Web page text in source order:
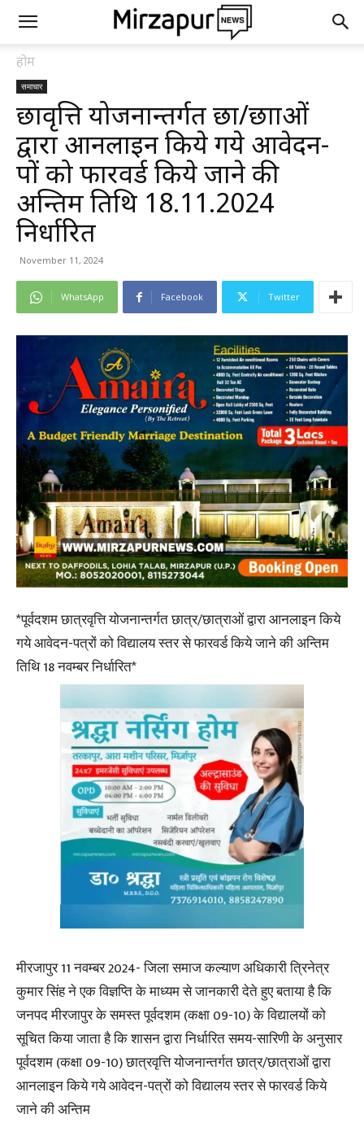
होम
समाचार
छात्रवृत्ति योजनान्तर्गत छात्र/छात्राओं
द्वारा आनलाइन किये गये आवेदन-
पत्रों को फारवर्ड किये जाने की
अन्तिम तिथि 18.11.2024
निर्धारित
November 11, 2024
WhatsApp Facebook Twitter
*पूर्वदशम छात्रवृत्ति योजनान्तर्गत छात्र/छात्राओं द्वारा आनलाइन किये
गये आवेदन-पत्रों को विद्यालय स्तर से फारवर्ड किये जाने की अन्तिम
तिथि 18 नवम्बर निर्धारित*
मीरजापुर 11 नवम्बर 2024- जिला समाज कल्याण अधिकारी त्रिनेत्र
कुमार सिंह ने एक विज्ञप्ति के माध्यम से जानकारी देते हुए बताया है कि
जनपद मीरजापुर के समस्त पूर्वदशम (कक्षा 09-10) के विद्यालयों को
सूचित किया जाता है कि शासन द्वारा निर्धारित समय-सारिणी के अनुसार
पूर्वदशम (कक्षा 09-10) छात्रवृत्ति योजनान्तर्गत छात्र/छात्राओं द्वारा
आनलाइन किये गये आवेदन-पत्रों को विद्यालय स्तर से फारवर्ड किये
जाने की अन्तिम